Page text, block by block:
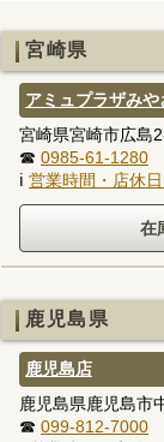
宮崎県
アミュプラザみや
宮崎県宮崎市広島
☎ 0985-61-1280
ℹ 営業時間・店休
鹿児島県
鹿児島店
鹿児島県鹿児島市
☎ 099-812-7000